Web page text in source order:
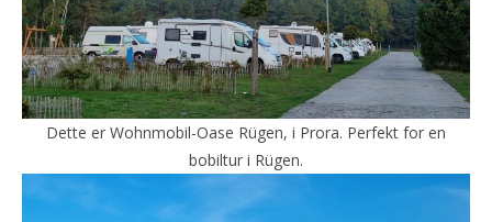
Dette er Wohnmobil-Oase Rügen, i Prora. Perfekt for en
bobiltur i Rügen.